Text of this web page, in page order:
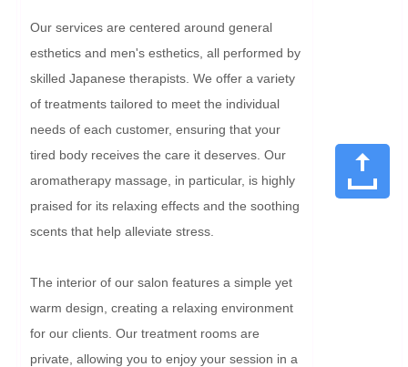
Our services are centered around general
esthetics and men's esthetics, all performed by
skilled Japanese therapists. We offer a variety
of treatments tailored to meet the individual
needs of each customer, ensuring that your
tired body receives the care it deserves. Our
aromatherapy massage, in particular, is highly
praised for its relaxing effects and the soothing
scents that help alleviate stress.
The interior of our salon features a simple yet
warm design, creating a relaxing environment
for our clients. Our treatment rooms are
private, allowing you to enjoy your session in a